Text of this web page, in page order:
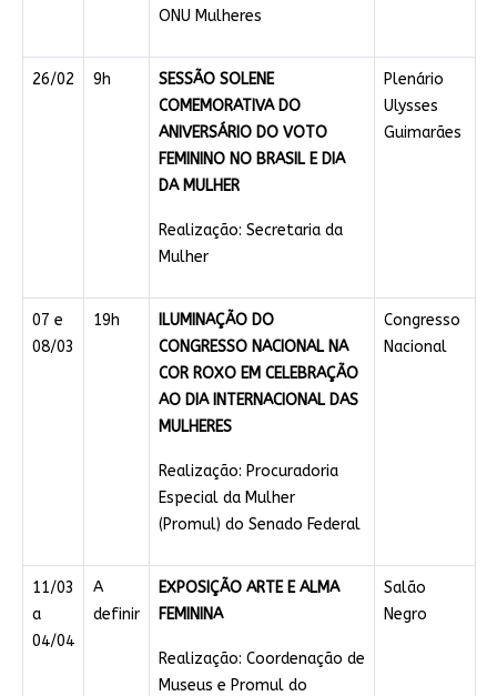
ONU Mulheres
26/02 9h
SESSÃO SOLENE
COMEMORATIVA DO
ANIVERSÁRIO DO VOTO
FEMININO NO BRASIL E DIA
DA MULHER
Realização: Secretaria da
Mulher
Plenário
Ulysses
Guimarães
07 e
08/03
19h
ILUMINAÇÃO DO
CONGRESSO NACIONAL NA
COR ROXO EM CELEBRAÇÃO
AO DIA INTERNACIONAL DAS
MULHERES
Realização: Procuradoria
Especial da Mulher
(Promul) do Senado Federal
Congresso
Nacional
11/03
a
04/04
A
definir
EXPOSIÇÃO ARTE E ALMA
FEMININA
Realização: Coordenação de
Museus e Promul do
Salão
Negro